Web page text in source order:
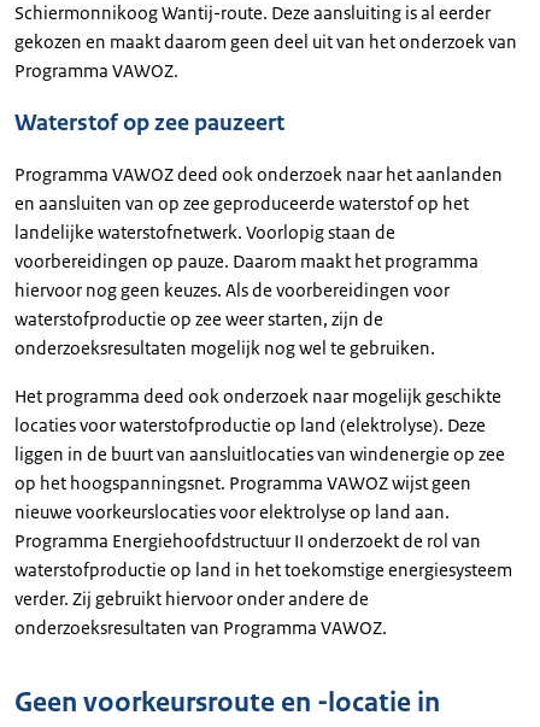
Schiermonnikoog Wantij-route. Deze aansluiting is al eerder
gekozen en maakt daarom geen deel uit van het onderzoek van
Programma VAWOZ.
Waterstof op zee pauzeert
Programma VAWOZ deed ook onderzoek naar het aanlanden
en aansluiten van op zee geproduceerde waterstof op het
landelijke waterstofnetwerk. Voorlopig staan de
voorbereidingen op pauze. Daarom maakt het programma
hiervoor nog geen keuzes. Als de voorbereidingen voor
waterstofproductie op zee weer starten, zijn de
onderzoeksresultaten mogelijk nog wel te gebruiken.
Het programma deed ook onderzoek naar mogelijk geschikte
locaties voor waterstofproductie op land (elektrolyse). Deze
liggen in de buurt van aansluitlocaties van windenergie op zee
op het hoogspanningsnet. Programma VAWOZ wijst geen
nieuwe voorkeurslocaties voor elektrolyse op land aan.
Programma Energiehoofdstructuur II onderzoekt de rol van
waterstofproductie op land in het toekomstige energiesysteem
verder. Zij gebruikt hiervoor onder andere de
onderzoeksresultaten van Programma VAWOZ.
Geen voorkeursroute en -locatie in